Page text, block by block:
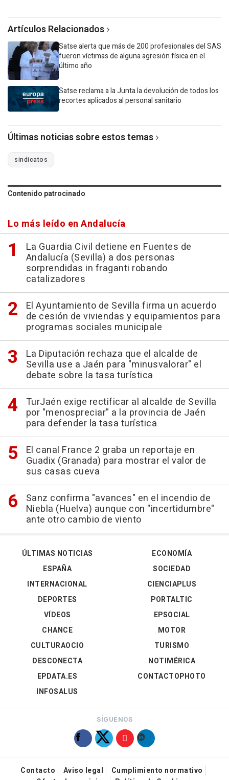
Artículos Relacionados
Satse alerta que más de 200 profesionales del SAS
fueron víctimas de alguna agresión física en el
último año
Satse reclama a la Junta la devolución de todos los
recortes aplicados al personal sanitario
Últimas noticias sobre estos temas
sindicatos
Contenido patrocinado
Lo más leído en Andalucía
La Guardia Civil detiene en Fuentes de
Andalucía (Sevilla) a dos personas
sorprendidas in fraganti robando
catalizadores
El Ayuntamiento de Sevilla firma un acuerdo
de cesión de viviendas y equipamientos para
programas sociales municipale
La Diputación rechaza que el alcalde de
Sevilla use a Jaén para "minusvalorar" el
debate sobre la tasa turística
TurJaén exige rectificar al alcalde de Sevilla
por "menospreciar" a la provincia de Jaén
para defender la tasa turística
El canal France 2 graba un reportaje en
Guadix (Granada) para mostrar el valor de
sus casas cueva
Sanz confirma "avances" en el incendio de
Niebla (Huelva) aunque con "incertidumbre"
ante otro cambio de viento
ÚLTIMAS NOTICIAS
ESPAÑA
INTERNACIONAL
DEPORTES
VÍDEOS
ECONOMÍA
SOCIEDAD
CIENCIAPLUS
PORTALTIC
EPSOCIAL
CHANCE
CULTURAOCIO
DESCONECTA
EPDATA.ES
INFOSALUS
MOTOR
TURISMO
NOTIMÉRICA
CONTACTOPHOTO
SÍGUENOS
Contacto Aviso legal
Cumplimiento normativo